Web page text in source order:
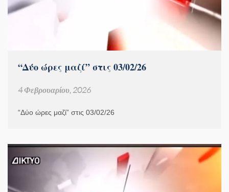
“Δύο ώρες μαζί” στις 03/02/26
4 Φεβρουαρίου, 2026
“Δύο ώρες μαζί” στις 03/02/26